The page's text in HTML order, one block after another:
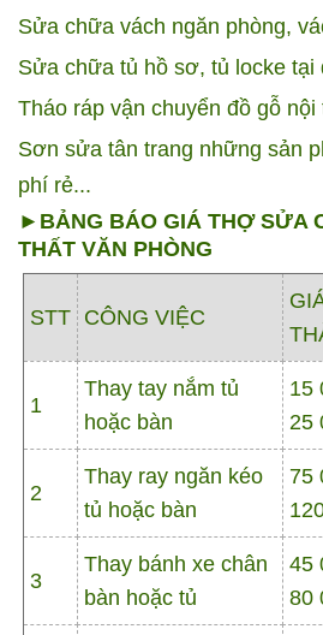
Sửa chữa vách ngăn phòng,
Sửa chữa tủ hồ sơ, tủ locke tại
Tháo ráp vận chuyển đồ gỗ nội
Sơn sửa tân trang những sản
phí rẻ...
►BẢNG BÁO GIÁ THỢ SỬA
THẤT VĂN PHÒNG
STT CÔNG VIỆC
1
Thay tay nắm tủ
hoặc bàn
15
25
2
Thay ray ngăn kéo
tủ hoặc bàn
75
3
Thay bánh xe chân
bàn hoặc tủ
45
80